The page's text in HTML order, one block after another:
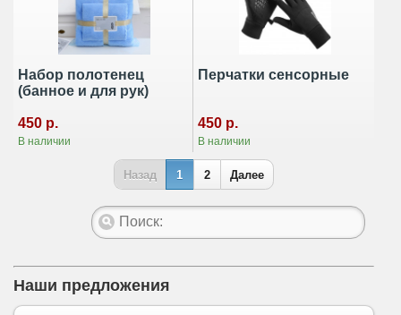
Набор полотенец
(банное и для рук)
450 р.
В наличии
Перчатки сенсорные
450 р.
В наличии
Назад 1 2 Далее
Наши предложения